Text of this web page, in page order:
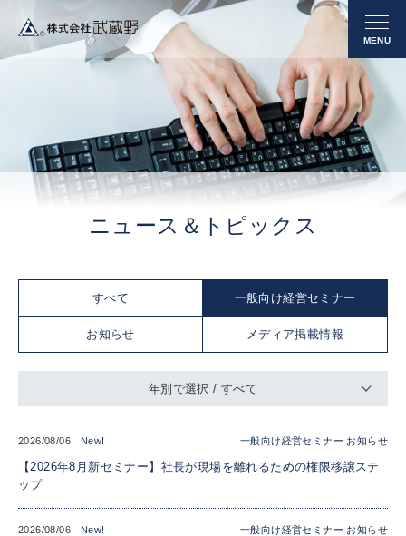
ニュース＆トピックス
すべて 一般向け経営セミナー
お知らせ メディア掲載情報
年別で選択 / すべて
2026/08/06 一般向け経営セミナー お知らせ
【2026年8月新セミナー】社長が現場を離れるための権限移譲ステ
ップ
2026/08/06 一般向け経営セミナー お知らせ